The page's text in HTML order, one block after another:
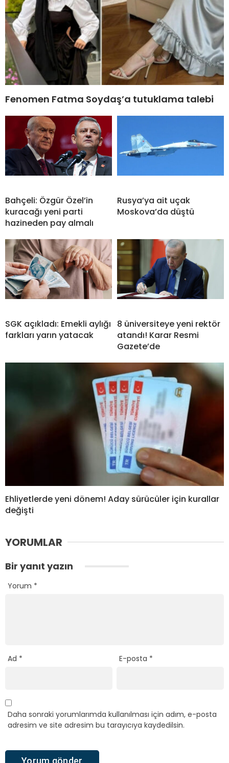
Fenomen Fatma Soydaş’a tutuklama talebi
Bahçeli: Özgür Özel’in
kuracağı yeni parti
hazineden pay almalı
Rusya’ya ait uçak
Moskova’da düştü
SGK açıkladı: Emekli aylığı
farkları yarın yatacak
8 üniversiteye yeni rektör
atandı! Karar Resmi
Gazete’de
Ehliyetlerde yeni dönem! Aday sürücüler için kurallar
değişti
YORUMLAR
Bir yanıt yazın
Yorum *
Ad * E-posta *
Daha sonraki yorumlarımda kullanılması için adım, e-posta
adresim ve site adresim bu tarayıcıya kaydedilsin.